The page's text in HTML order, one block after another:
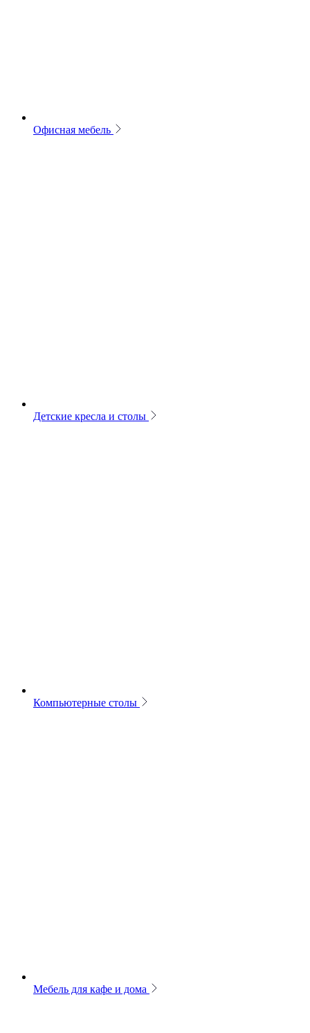
Офисная мебель
Детские кресла и столы
Компьютерные столы
Мебель для кафе и дома